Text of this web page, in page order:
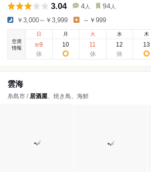
3.04 4 人 94 人
￥3,000～￥3,999 ～￥999
空席
情報
日
8/9
月
10
火
11
水
12
木
13
雲海
糸島市 / 居酒屋、焼き鳥、海鮮